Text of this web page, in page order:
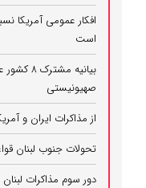
افکار عمومی آمریکا
است
بیانیه
صهیونیستی
از مذاکرات ایران و
تحولات جنوب لبنان
دور سوم مذاکرات